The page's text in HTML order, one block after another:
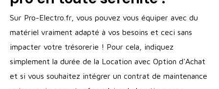
Sur Pro-Electro.fr, vous pouvez vous équiper avec du
matériel vraiment adapté à vos besoins et ceci sans
impacter votre trésorerie ! Pour cela, indiquez
simplement la durée de la Location avec Option d'Achat
et si vous souhaitez intégrer un contrat de maintenance